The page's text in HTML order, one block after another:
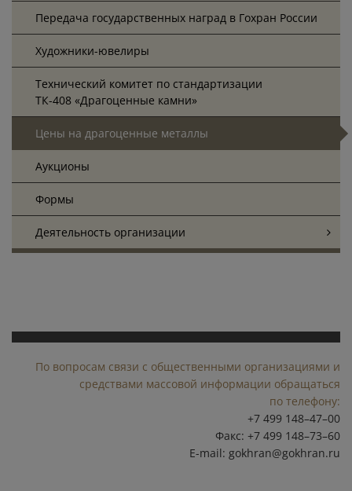
Передача государственных наград в Гохран России
Художники-ювелиры
Технический комитет по стандартизации
ТК-408 «Драгоценные камни»
Цены на драгоценные металлы
Аукционы
Формы
Деятельность организации
По вопросам связи с общественными организациями и
средствами массовой информации обращаться
по телефону:
+7 499 148–47–00
Факс: +7 499 148–73–60
E-mail: gokhran@gokhran.ru